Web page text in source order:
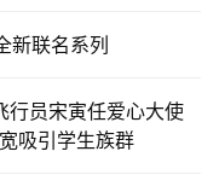
新联名系列
行员宋寅任爱心大使
吸引学生族群